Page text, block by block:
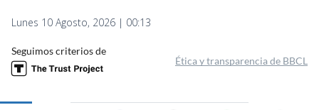
Lunes 10 Agosto, 2026 | 00:13
Seguimos criterios de
Ética y transparencia de BBCL